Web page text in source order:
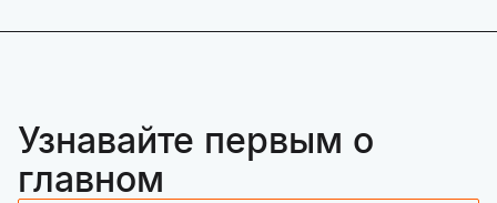
Узнавайте первым о
главном